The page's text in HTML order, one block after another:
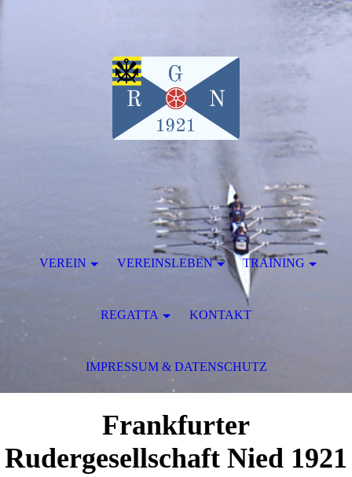
Frankfurter
Rudergesellschaft Nied 1921
VEREIN VEREINSLEBEN TRAINING
REGATTA KONTAKT
IMPRESSUM & DATENSCHUTZ